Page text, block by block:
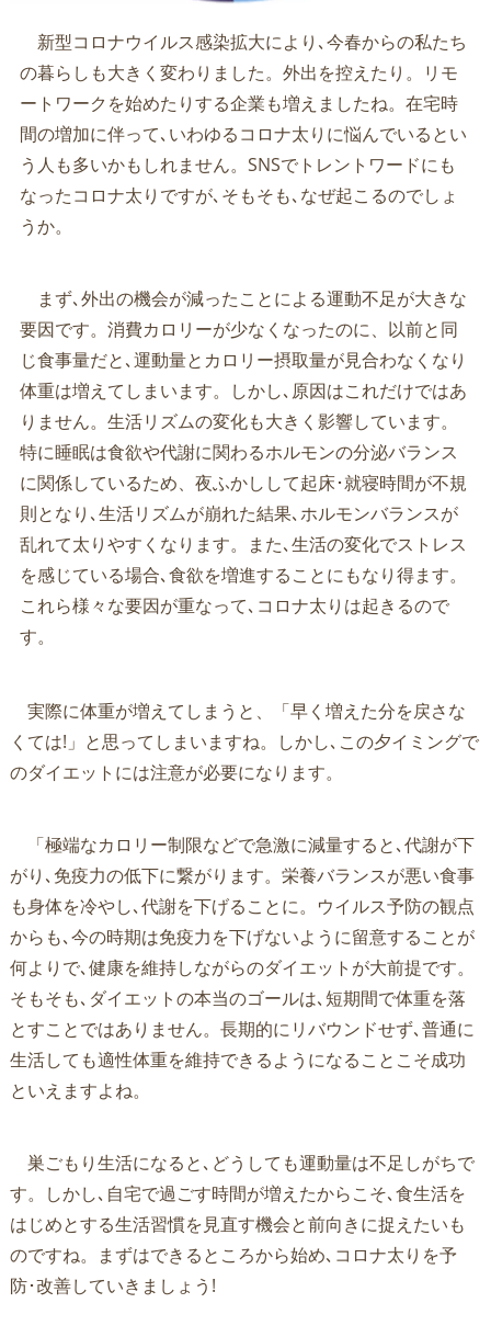
新型コロナウイルス感染拡大により､今春からの私たち
の暮らしも大きく変わりました。外出を控えたり。リモ
ートワークを始めたりする企業も増えましたね。在宅時
間の増加に伴って､いわゆるコロナ太りに悩んでいるとい
う人も多いかもしれません。SNSでトレントワードにも
なったコロナ太りですが､そもそも､なぜ起こるのでしょ
うか。
まず､外出の機会が減ったことによる運動不足が大きな
要因です。消費カロリーが少なくなったのに、以前と同
じ食事量だと､運動量とカロリー摂取量が見合わなくなり
体重は増えてしまいます。しかし､原因はこれだけではあ
りません。生活リズムの変化も大きく影響しています。
特に睡眠は食欲や代謝に関わるホルモンの分泌バランス
に関係しているため、夜ふかしして起床･就寝時間が不規
則となり､生活リズムが崩れた結果､ホルモンバランスが
乱れて太りやすくなります。また､生活の変化でストレス
を感じている場合､食欲を増進することにもなり得ます。
これら様々な要因が重なって､コロナ太りは起きるので
す。
実際に体重が増えてしまうと、「早く増えた分を戻さな
くては!」と思ってしまいますね。しかし､この夕イミングで
のダイエットには注意が必要になります。
「極端なカロリー制限などで急激に減量すると､代謝が下
がり､免疫力の低下に繋がります。栄養バランスが悪い食事
も身体を冷やし､代謝を下げることに。ウイルス予防の観点
からも､今の時期は免疫力を下げないように留意することが
何よりで､健康を維持しながらのダイエットが大前提です。
そもそも､ダイエットの本当のゴールは､短期間で体重を落
とすことではありません。長期的にリバウンドせず､普通に
生活しても適性体重を維持できるようになることこそ成功
といえますよね。
巣ごもり生活になると､どうしても運動量は不足しがちで
す。しかし､自宅で過ごす時間が増えたからこそ､食生活を
はじめとする生活習慣を見直す機会と前向きに捉えたいも
のですね。まずはできるところから始め､コロナ太りを予
防･改善していきましょう!